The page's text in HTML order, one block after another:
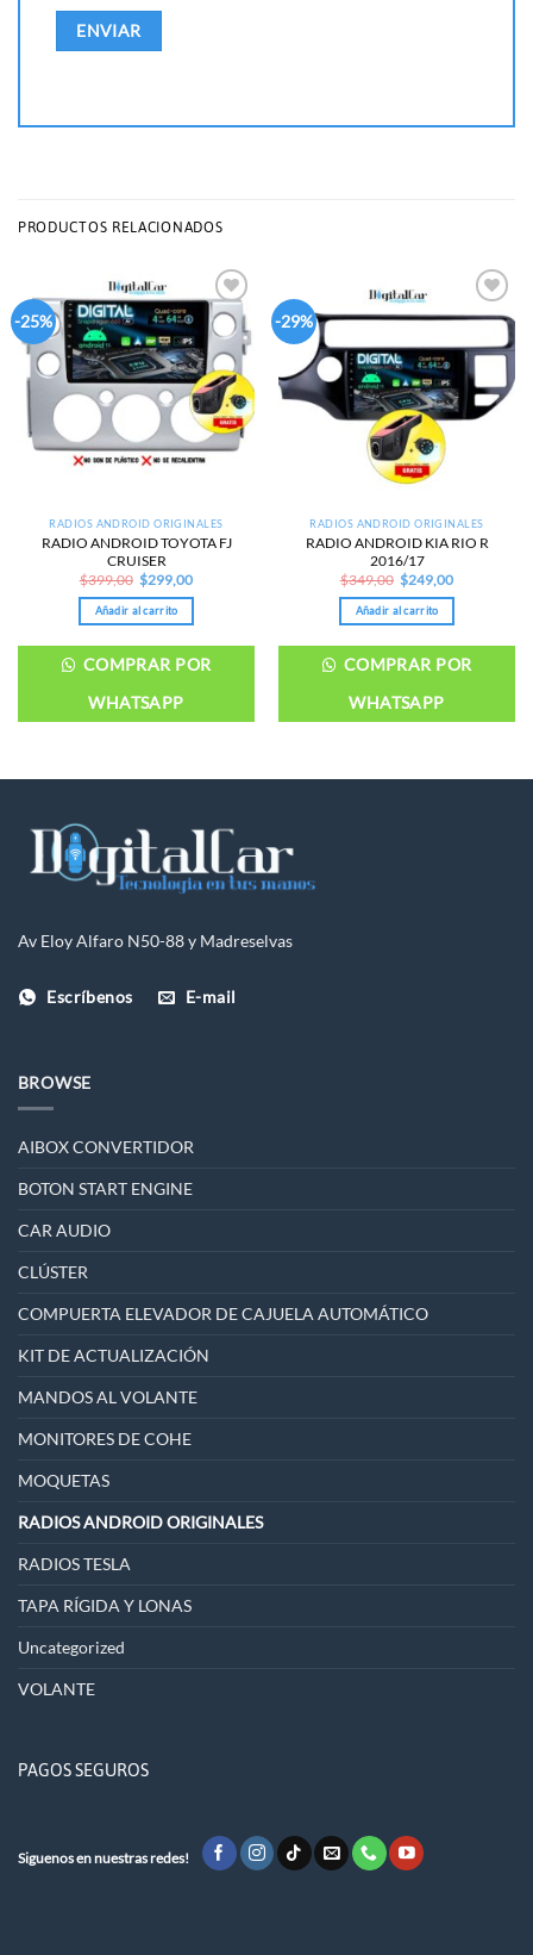
PRODUCTOS RELACIONADOS
-25%
Add to
wishlist
RADIOS ANDROID ORIGINALES
RADIO ANDROID TOYOTA FJ
CRUISER
$399,00 Original
price
was:
$399,00.
$299,00Current
Añadir al carrito
COMPRAR POR
WHATSAPP
-29%
Add to
RADIOS ANDROID ORIGINALES
RADIO ANDROID KIA RIO R
2016/17
$349,00 Original
price
was:
$349,00.
$249,00Current
Añadir al carrito
COMPRAR POR
WHATSAPP
Av Eloy Alfaro N50-88 y Madreselvas
Escríbenos E-mail
BROWSE
AIBOX CONVERTIDOR
BOTON START ENGINE
CAR AUDIO
CLÚSTER
COMPUERTA ELEVADOR DE CAJUELA AUTOMÁTICO
KIT DE ACTUALIZACIÓN
MANDOS AL VOLANTE
MONITORES DE COHE
MOQUETAS
RADIOS ANDROID ORIGINALES
RADIOS TESLA
TAPA RÍGIDA Y LONAS
Uncategorized
VOLANTE
PAGOS SEGUROS
Siguenos en nuestras redes!